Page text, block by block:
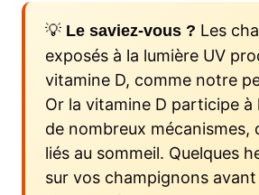
💡 Le saviez-vous ? Les
exposés à la lumière UV
vitamine D, comme notre
Or la vitamine D participe à
de nombreux
liés au sommeil. Quelques
sur vos champignons